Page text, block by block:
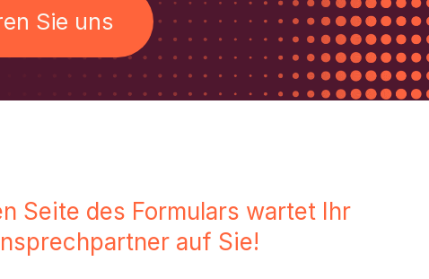
Sie uns
Seite des Formulars wartet Ihr
auf Sie!